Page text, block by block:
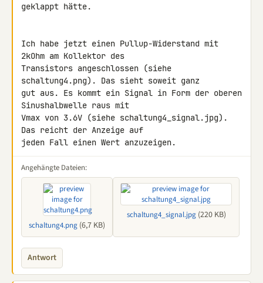
geklappt hätte.
Ich habe jetzt einen Pullup-Widerstand mit
2kOhm am Kollektor des
Transistors angeschlossen (siehe
schaltung4.png). Das sieht soweit ganz
gut aus. Es kommt ein Signal in Form der oberen
Sinushalbwelle raus mit
Vmax von 3.6V (siehe schaltung4_signal.jpg).
Das reicht der Anzeige auf
jeden Fall einen Wert anzuzeigen.
Angehängte Dateien:
schaltung4.png (6,7 KB)
schaltung4_signal.jpg(220 KB)
Antwort